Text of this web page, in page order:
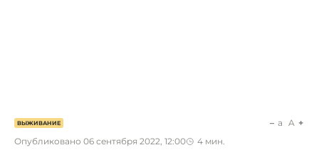
ВЫЖИВАНИЕ
Опубликовано 06 сентября 2022, 12:00 4 мин.
a A